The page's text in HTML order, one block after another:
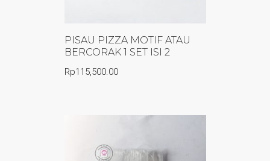
PISAU PIZZA MOTIF ATAU
BERCORAK 1 SET ISI 2
Rp115,500.00